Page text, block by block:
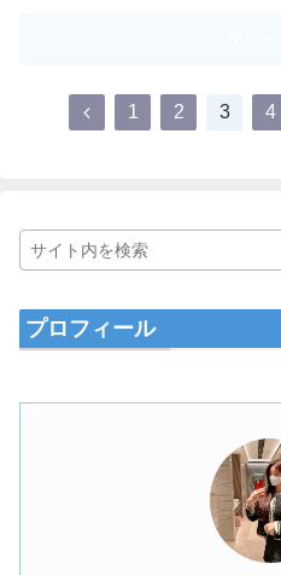
1 2 3 4
プロフィール